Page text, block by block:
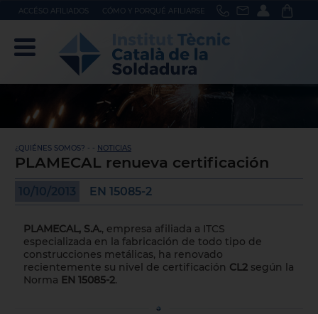
ACCÉSO AFILIADOS CÓMO Y PORQUÉ AFILIARSE
¿QUIÉNES SOMOS? - - NOTICIAS
PLAMECAL renueva certificación
10/10/2013 EN 15085-2
PLAMECAL, S.A., empresa afiliada a ITCS
especializada en la fabricación de todo tipo de
construcciones metálicas, ha renovado
recientemente su nivel de certificación CL2según la
Norma EN 15085-2.